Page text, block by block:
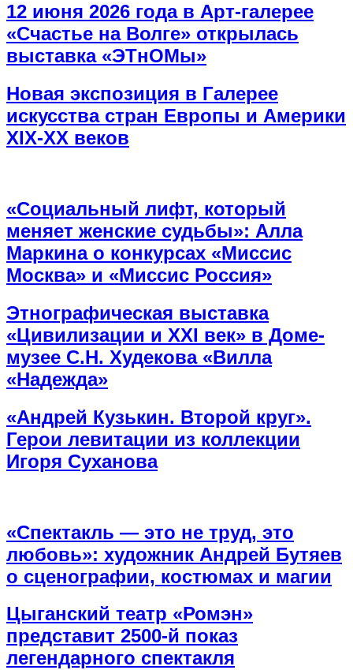
12 июня 2026 года в Арт-галерее
«Счастье на Волге» открылась
выставка «ЭТнОМы»
Новая экспозиция в Галерее
искусства стран Европы и Америки
XIX-XX веков
«Социальный лифт, который
меняет женские судьбы»: Алла
Маркина о конкурсах «Миссис
Москва» и «Миссис Россия»
Этнографическая выставка
«Цивилизации и ХХI век» в Доме-
музее С.Н. Худекова «Вилла
«Надежда»
«Андрей Кузькин. Второй круг».
Герои левитации из коллекции
Игоря Суханова
«Спектакль — это не труд, это
любовь»: художник Андрей Бутяев
о сценографии, костюмах и магии
Цыганский театр «Ромэн»
представит 2500-й показ
легендарного спектакля